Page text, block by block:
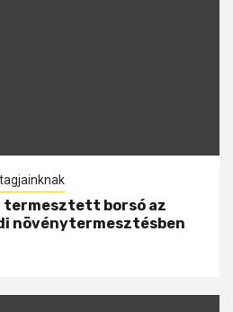
termesztett borsó az
növénytermesztésben